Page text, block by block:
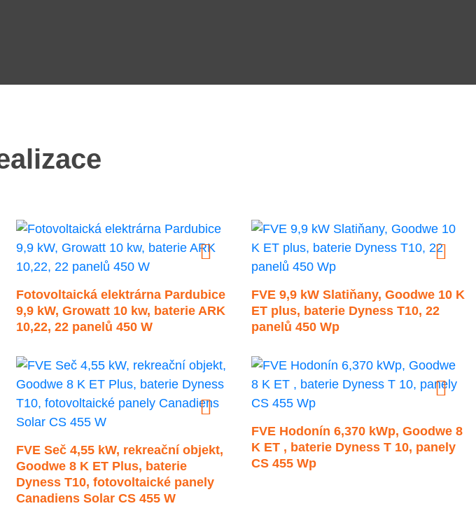
Fotovoltaická elektrárna Pardubice
9,9 kW, Growatt 10 kw, baterie ARK
10,22, 22 panelů 450 W
FVE 9,9 kW Slatiňany, Goodwe 10 K
ET plus, baterie Dyness T10, 22
panelů 450 Wp
FVE Seč 4,55 kW, rekreační objekt,
Goodwe 8 K ET Plus, baterie
Dyness T10, fotovoltaické panely
Canadiens Solar CS 455 W
FVE Hodonín 6,370 kWp, Goodwe 8
K ET , baterie Dyness T 10, panely
CS 455 Wp